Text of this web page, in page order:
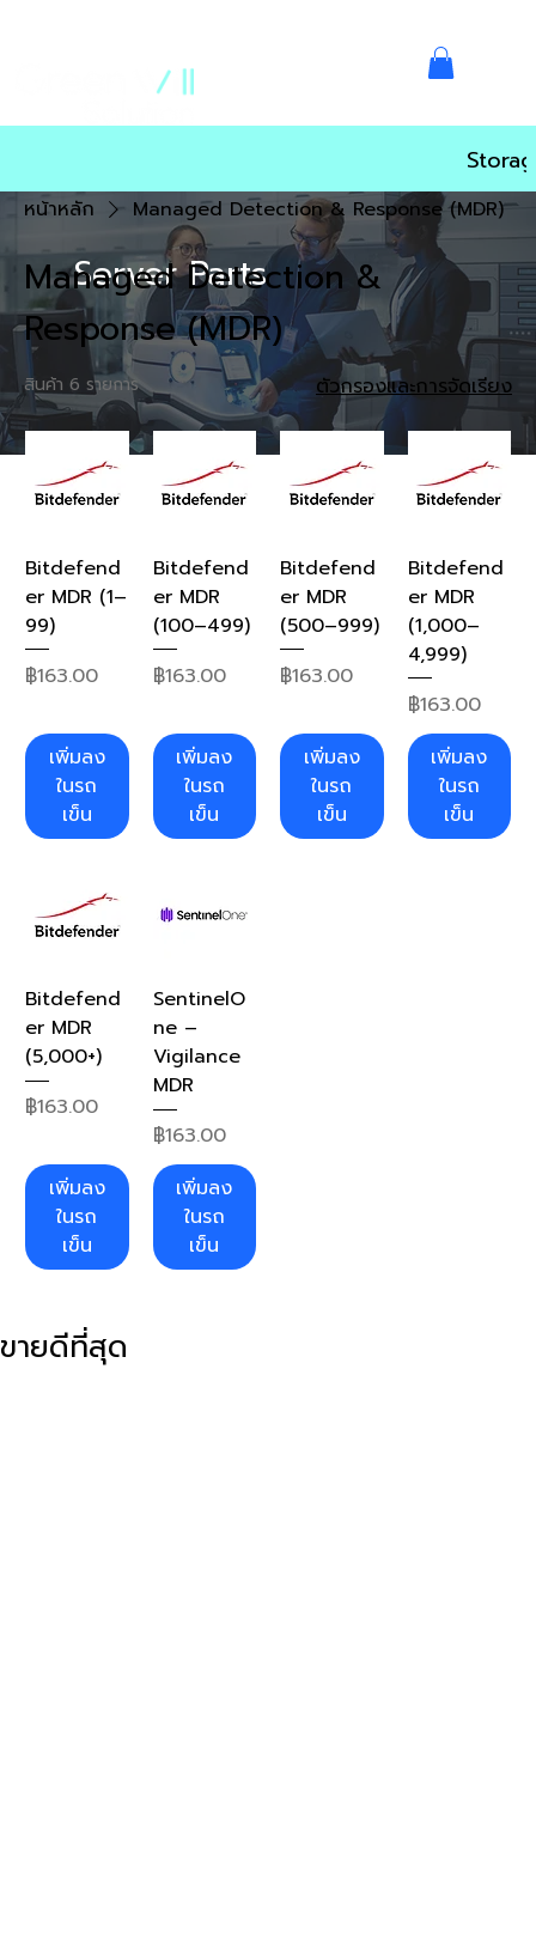
Server Parts
หน้าหลัก Managed Detection & Response (MDR)
Managed Detection &
Response (MDR)
สินค้า 6 รายการ ตัวกรองและการจัดเรียง
Bitdefend
er MDR (1–
99)
ราคา
฿163.00
เพิ่มลง
ในรถ
เข็น
Bitdefend
er MDR
(100–499)
ราคา
฿163.00
เพิ่มลง
ในรถ
เข็น
Bitdefend
er MDR
(500–999)
ราคา
฿163.00
เพิ่มลง
ในรถ
เข็น
Bitdefend
er MDR
(1,000–
4,999)
ราคา
฿163.00
เพิ่มลง
ในรถ
เข็น
Bitdefend
er MDR
(5,000+)
ราคา
฿163.00
เพิ่มลง
ในรถ
เข็น
SentinelO
ne –
Vigilance
MDR
ราคา
฿163.00
เพิ่มลง
ในรถ
เข็น
ขายดีที่สุด